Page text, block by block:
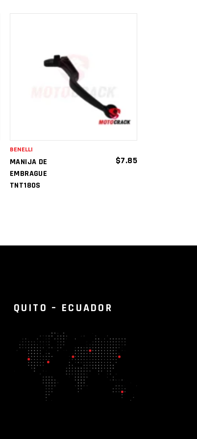
AÑADIR AL
CARRITO
MANIJA DE
EMBRAGUE
TNT180S
$7.85
BENELLI
QUITO – ECUADOR